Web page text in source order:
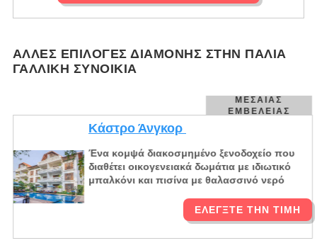
ΆΛΛΕΣ ΕΠΙΛΟΓΈΣ ΔΙΑΜΟΝΉΣ ΣΤΗΝ ΠΑΛΙΆ
ΓΑΛΛΙΚΉ ΣΥΝΟΙΚΊΑ
ΜΕΣΑΊΑΣ
ΕΜΒΈΛΕΙΑΣ
Κάστρο Άνγκορ
Ένα κομψά διακοσμημένο ξενοδοχείο που
διαθέτει οικογενειακά δωμάτια με ιδιωτικό
μπαλκόνι και πισίνα με θαλασσινό νερό
ΕΛΈΓΞΤΕ ΤΗΝ ΤΙΜΉ